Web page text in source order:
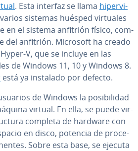
. Esta interfaz se llama hi­pe­r­vi­
sistemas huésped virtuales
en el sistema anfitrión físico, co­m­
del anfitrión. Microsoft ha creado
V, que se incluye en las
de Windows 11, 10 y Windows 8.
está ya instalado por defecto.
de Windows la po­si­bi­li­dad
virtual. En ella, se puede vi­r­
completa de hardware con
en disco, potencia de pro­ce­
Sobre esta base, se ejecuta